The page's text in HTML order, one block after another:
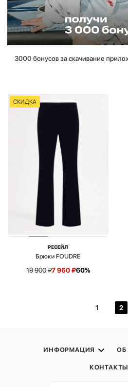
3000 бонусов за скачивание
СКИДКА
РЕСЕЙЛ
Брюки FOUDRE
19 900₽7 960₽60%
1 2
ИНФОРМАЦИЯ ОБ
КОНТАКТЫ